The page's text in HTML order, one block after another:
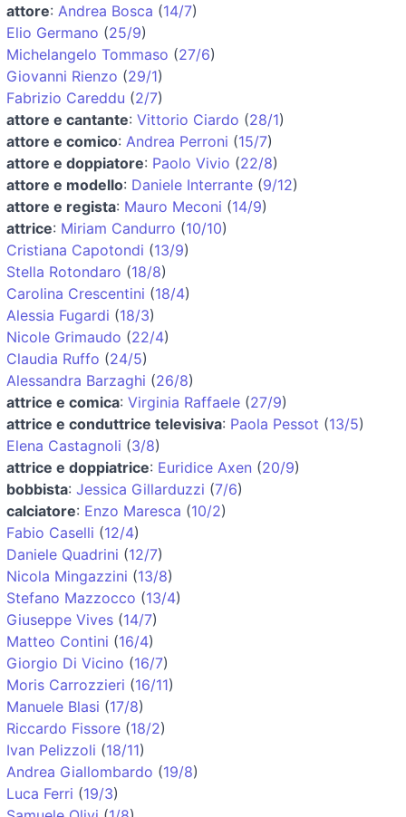
attore: Andrea Bosca (14/7)
Elio Germano (25/9)
Michelangelo Tommaso (27/6)
Giovanni Rienzo (29/1)
Fabrizio Careddu (2/7)
attore e cantante: Vittorio Ciardo (28/1)
attore e comico: Andrea Perroni (15/7)
attore e doppiatore: Paolo Vivio (22/8)
attore e modello: Daniele Interrante (9/12)
attore e regista: Mauro Meconi (14/9)
attrice: Miriam Candurro (10/10)
Cristiana Capotondi (13/9)
Stella Rotondaro (18/8)
Carolina Crescentini (18/4)
Alessia Fugardi (18/3)
Nicole Grimaudo (22/4)
Claudia Ruffo (24/5)
Alessandra Barzaghi (26/8)
attrice e comica: Virginia Raffaele (27/9)
attrice e conduttrice televisiva: Paola Pessot (13/5)
Elena Castagnoli (3/8)
attrice e doppiatrice: Euridice Axen (20/9)
bobbista: Jessica Gillarduzzi (7/6)
calciatore: Enzo Maresca (10/2)
Fabio Caselli (12/4)
Daniele Quadrini (12/7)
Nicola Mingazzini (13/8)
Stefano Mazzocco (13/4)
Giuseppe Vives (14/7)
Matteo Contini (16/4)
Giorgio Di Vicino (16/7)
Moris Carrozzieri (16/11)
Manuele Blasi (17/8)
Riccardo Fissore (18/2)
Ivan Pelizzoli (18/11)
Andrea Giallombardo (19/8)
Luca Ferri (19/3)